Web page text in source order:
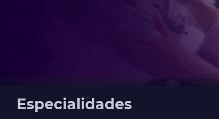
Especialidades